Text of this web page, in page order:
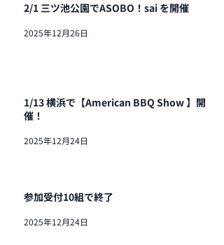
2/1 三ツ池公園でASOBO！sai を開催
2025年12月26日
1/13 横浜で【American BBQ Show 】開
催！
2025年12月24日
参加受付10組で終了
2025年12月24日